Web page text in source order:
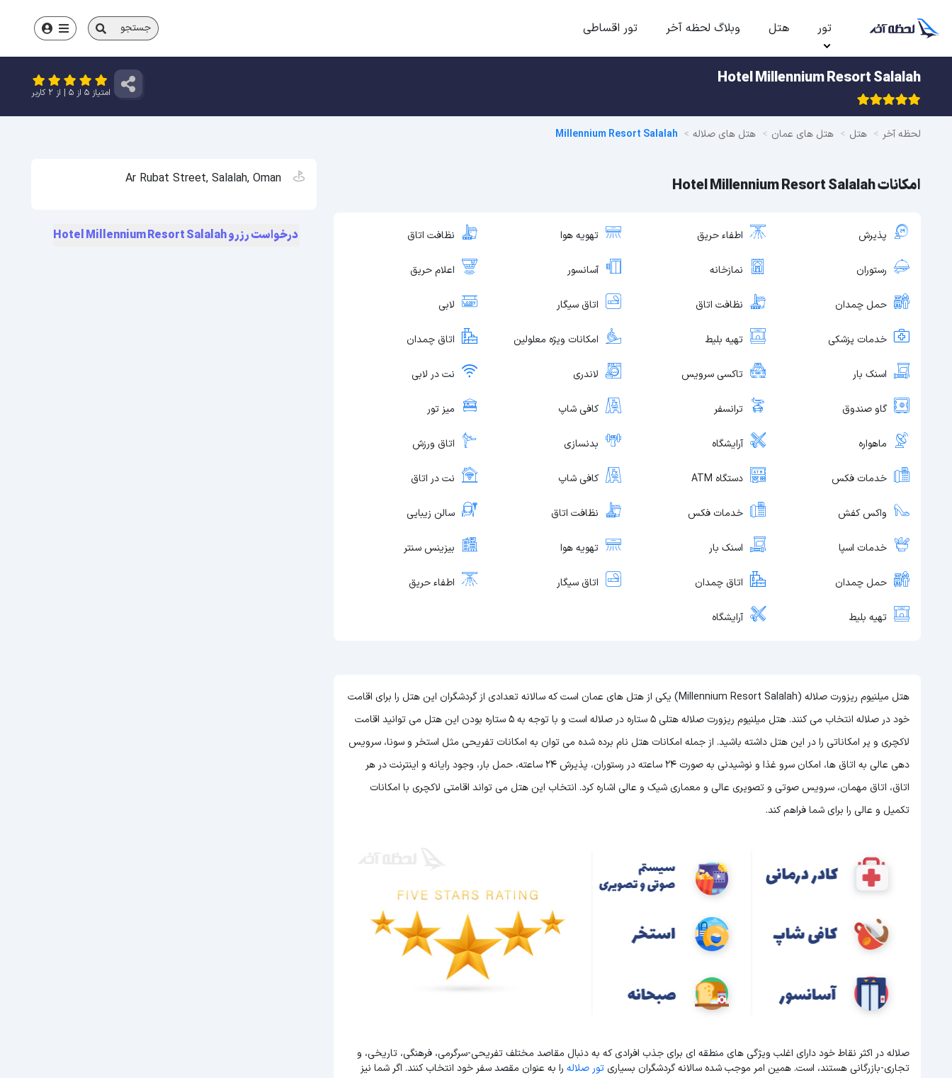
تور هتل وبلاگ لحظه آخر تور اقساطی جستجو
Hotel Millennium Resort Salalah
امتیاز 5 از 5 | از 2 کاربر
لحظه آخر هتل هتل های عمان هتل های صلاله Millennium Resort Salalah
امکانات Hotel Millennium Resort Salalah
پذیرش اطفاء حریق تهویه هوا نظافت اتاق
رستوران نمازخانه آسانسور اعلام حریق
حمل چمدان نظافت اتاق اتاق سیگار لابی
خدمات پزشکی تهیه بلیط امکانات ویژه معلولین اتاق چمدان
اسنک بار تاکسی سرویس لاندری نت در لابی
گاو صندوق ترانسفر کافی شاپ میز تور
ماهواره آرایشگاه بدنسازی اتاق ورزش
خدمات فکس دستگاه ATM کافی شاپ نت در اتاق
واکس کفش خدمات فکس نظافت اتاق سالن زیبایی
خدمات اسپا اسنک بار تهویه هوا بیزینس سنتر
حمل چمدان اتاق چمدان اتاق سیگار اطفاء حریق
تهیه بلیط آرایشگاه
هتل میلنیوم ریزورت صلاله (Millennium Resort Salalah) یکی از هتل های عمان است که سالانه تعدادی از گردشگران این هتل را برای اقامت
خود در صلاله انتخاب می کنند. هتل میلنیوم ریزورت صلاله هتلی 5 ستاره در صلاله است و با توجه به 5 ستاره بودن این هتل
می توانید اقامت
لاکچری و پر امکاناتی را در این هتل داشته باشید. از جمله امکانات هتل نام برده شده می توان به امکانات تفریحی مثل استخر و سونا، سرویس
دهی عالی به اتاق ها، امکان سرو غذا و نوشیدنی به صورت 24 ساعته در رستوران، پذیرش 24 ساعته، حمل بار، وجود رایانه و اینترنت در هر
اتاق، اتاق مهمان، سرویس صوتی و تصویری عالی و معماری شیک و عالی اشاره کرد. انتخاب این هتل می تواند اقامتی لاکچری با امکانات
تکمیل و عالی را برای شما فراهم کند.
صلاله در اکثر نقاط خود دارای اغلب ویژگی های منطقه ای برای جذب افرادی که به دنبال مقاصد مختلف تفریحی-سرگرمی، فرهنگی، تاریخی، و
تجاری-بازرگانی هستند، است. همین امر موجب شده سالانه گردشگران بسیاریتور صلاله را به عنوان مقصد سفر خود انتخاب کنند. اگر شما نیز
Ar Rubat Street, Salalah, Oman
درخواست رزرو Hotel Millennium Resort Salalah